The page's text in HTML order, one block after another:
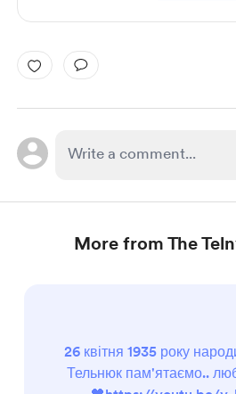
More from The
26 квітня 1935 року
Тельнюк пам'ятаємо..